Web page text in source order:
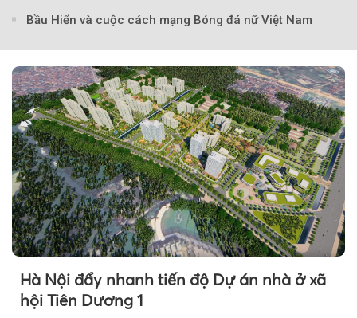
Bầu Hiển và cuộc cách mạng Bóng đá nữ Việt Nam
Hà Nội đẩy nhanh tiến độ Dự án nhà ở xã
hội Tiên Dương 1